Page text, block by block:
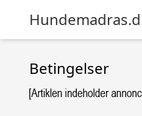
Betingelser